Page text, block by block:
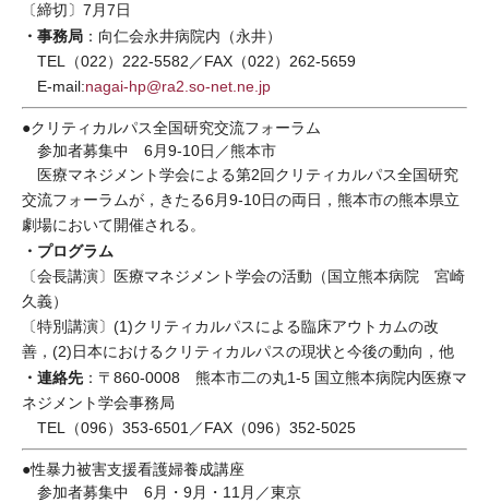
〔締切〕7月7日
・事務局 ：向仁会永井病院内（永井）
TEL（022）222-5582／FAX（022）262-5659
E-mail:nagai-hp@ra2.so-net.ne.jp
●クリティカルパス全国研究交流フォーラム
参加者募集中 6月9-10日／熊本市
医療マネジメント学会による第2回クリティカルパス全国研究
交流フォーラムが，きたる6月9-10日の両日，熊本市の熊本県立
劇場において開催される。
・プログラム
〔会長講演〕医療マネジメント学会の活動（国立熊本病院 宮崎
久義）
〔特別講演〕(1)クリティカルパスによる臨床アウトカムの改
善，(2)日本におけるクリティカルパスの現状と今後の動向，他
・連絡先：〒860-0008 熊本市二の丸1-5 国立熊本病院内医療マ
ネジメント学会事務局
TEL（096）353-6501／FAX（096）352-5025
●性暴力被害支援看護婦養成講座
参加者募集中 6月・9月・11月／東京